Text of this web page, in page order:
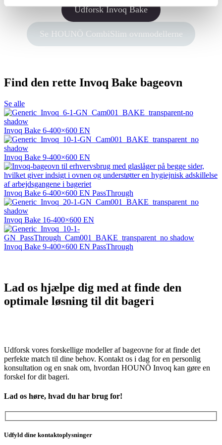
Udforsk Invoq Bake
Se HOUNÖ CombiSlim ovnmodellerne
Find den rette Invoq Bake bageovn
Se alle
Invoq Bake 6-400×600 EN
Invoq Bake 9-400×600 EN
Invoq Bake 6-400×600 EN PassThrough
Invoq Bake 16-400×600 EN
Invoq Bake 9-400×600 EN PassThrough
Lad os hjælpe dig med at finde den
optimale løsning til dit bageri
Udforsk vores forskellige modeller af bageovne for at finde det
perfekte match til dine behov. Kontakt os i dag for en personlig
konsultation og en snak om, hvordan HOUNÖ Invoq kan gøre en
forskel for dit bageri.
Lad os høre, hvad du har brug for!
Udfyld dine kontaktoplysninger